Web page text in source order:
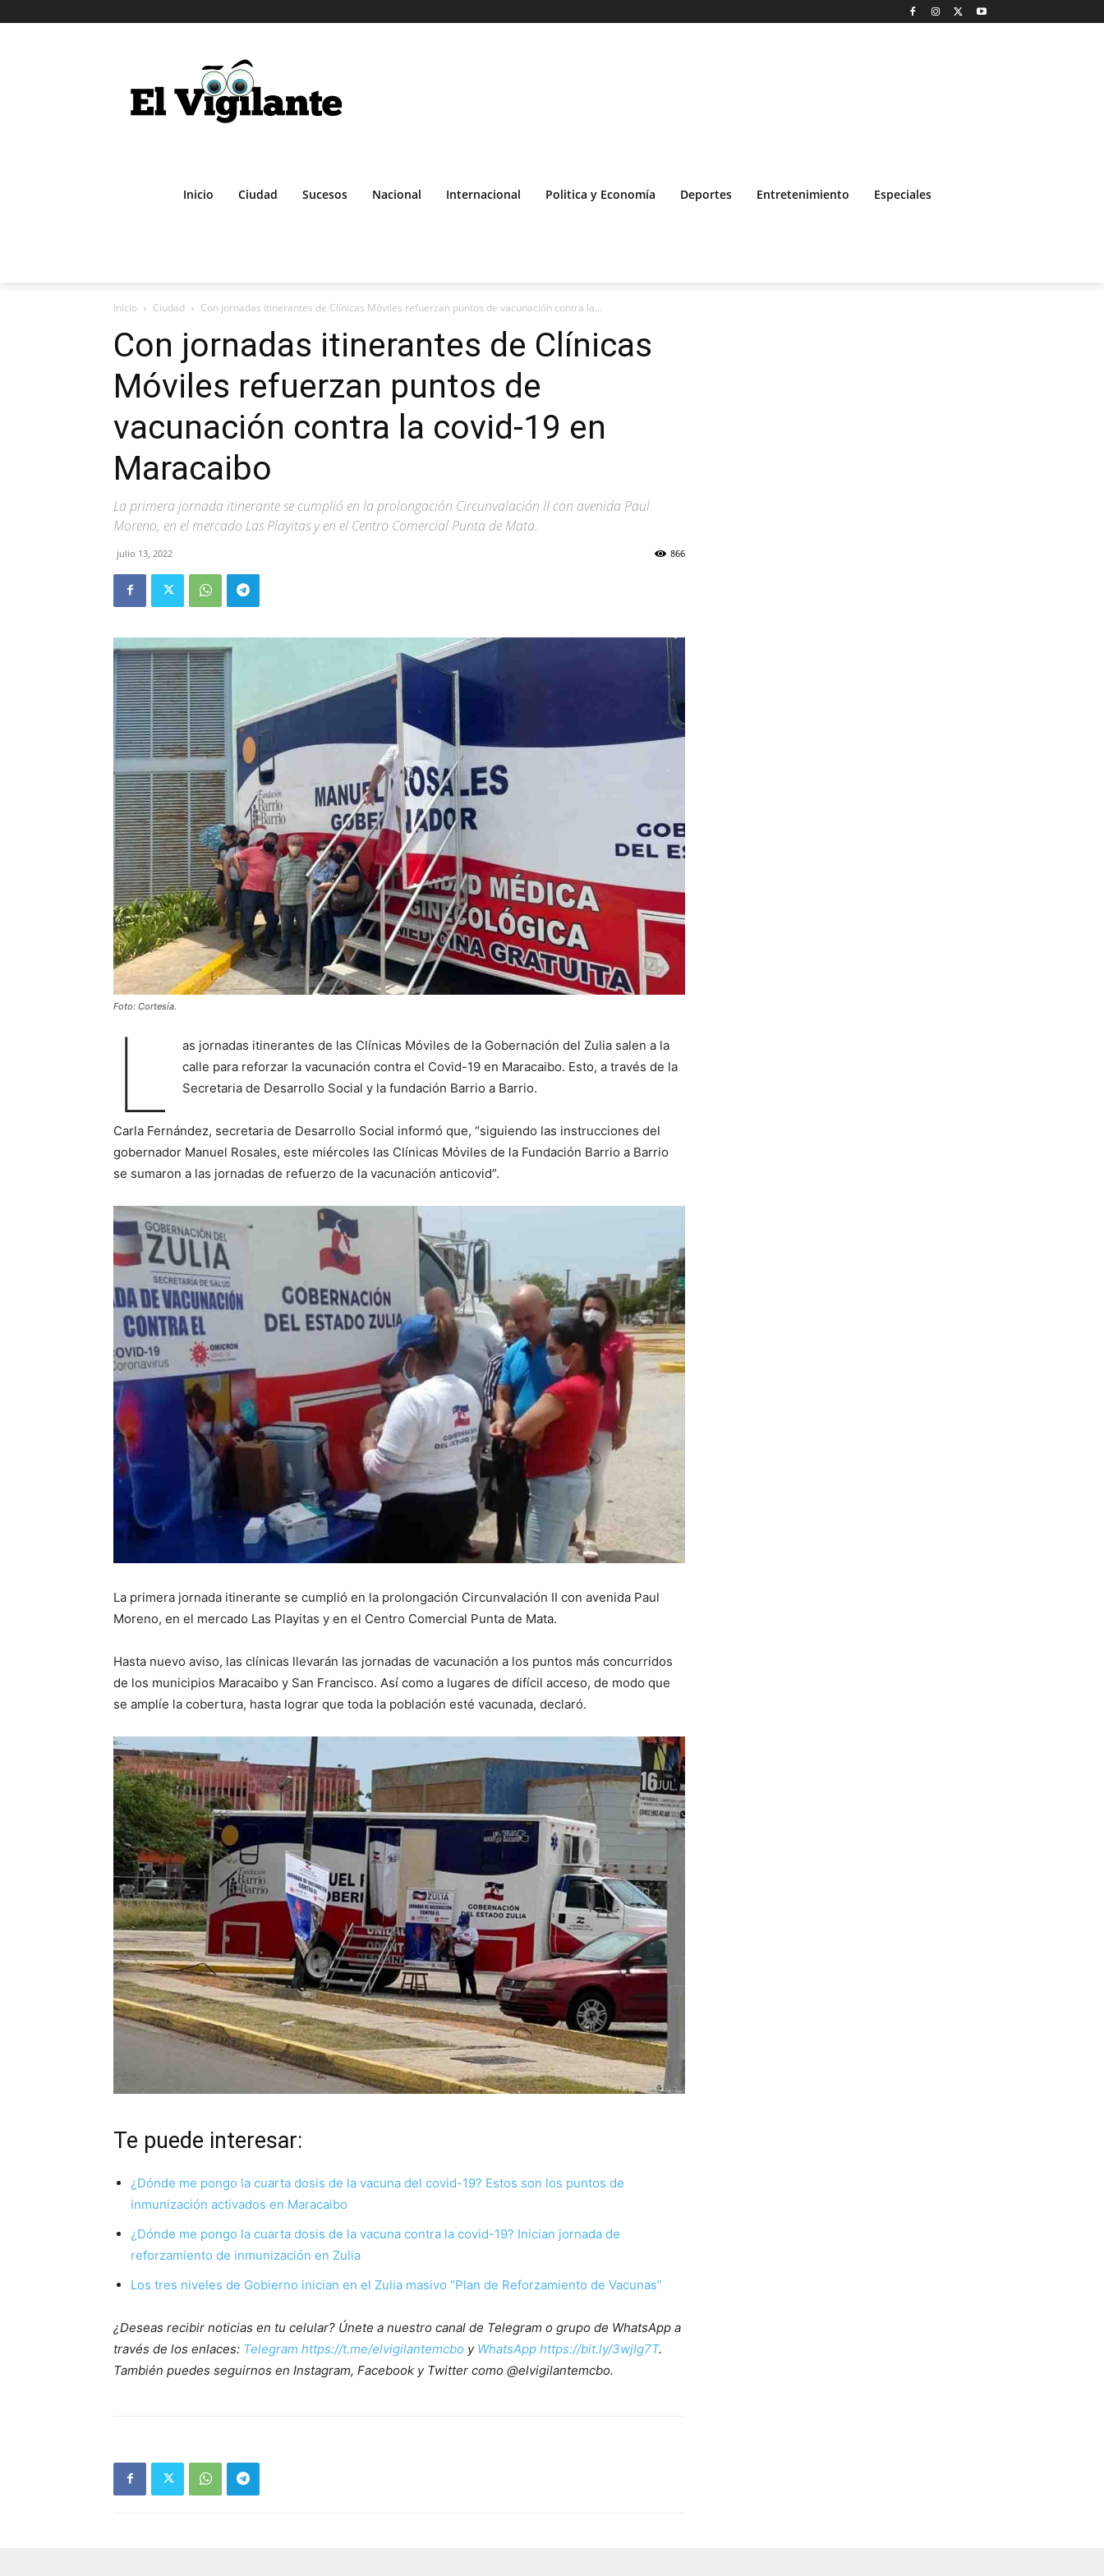
Inicio Ciudad Sucesos Nacional Internacional Politica y Economía Deportes Entretenimiento Especiales
Inicio Ciudad Con jornadas itinerantes de Clínicas Móviles refuerzan puntos de vacunación contra la...
Con jornadas itinerantes de Clínicas
Móviles refuerzan puntos de
vacunación contra la covid-19 en
Maracaibo
La primera jornada itinerante se cumplió en la prolongación Circunvalación II con avenida Paul
Moreno, en el mercado Las Playitas y en el Centro Comercial Punta de Mata.
julio 13, 2022 866
Foto: Cortesía.
L
as jornadas itinerantes de las Clínicas Móviles de la Gobernación del Zulia salen a la
calle para reforzar la vacunación contra el Covid-19 en Maracaibo. Esto, a través de la
Secretaria de Desarrollo Social y la fundación Barrio a Barrio.
Carla Fernández, secretaria de Desarrollo Social informó que, “siguiendo las instrucciones del
gobernador Manuel Rosales, este miércoles las Clínicas Móviles de la Fundación Barrio a Barrio
se sumaron a las jornadas de refuerzo de la vacunación anticovid”.
La primera jornada itinerante se cumplió en la prolongación Circunvalación II con avenida Paul
Moreno, en el mercado Las Playitas y en el Centro Comercial Punta de Mata.
Hasta nuevo aviso, las clínicas llevarán las jornadas de vacunación a los puntos más concurridos
de los municipios Maracaibo y San Francisco. Así como a lugares de difícil acceso, de modo que
se amplíe la cobertura, hasta lograr que toda la población esté vacunada, declaró.
Te puede interesar:
¿Dónde me pongo la cuarta dosis de la vacuna del covid-19? Estos son los puntos de
inmunización activados en Maracaibo
¿Dónde me pongo la cuarta dosis de la vacuna contra la covid-19? Inician jornada de
reforzamiento de inmunización en Zulia
Los tres niveles de Gobierno inician en el Zulia masivo “Plan de Reforzamiento de Vacunas”
¿Deseas recibir noticias en tu celular? Únete a nuestro canal de Telegram o grupo de WhatsApp a
través de los enlaces: Telegram https://t.me/elvigilantemcbo y WhatsApp https://bit.ly/3wjIg7T.
También puedes seguirnos en Instagram, Facebook y Twitter como @elvigilantemcbo.